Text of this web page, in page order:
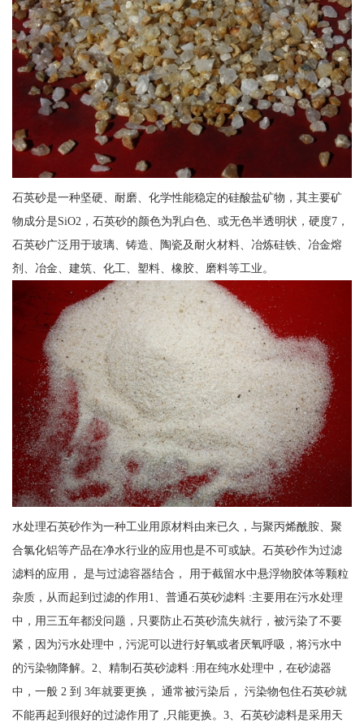
石英砂是一种坚硬、耐磨、化学性能稳定的硅酸盐矿物，其主要矿
物成分是SiO2，石英砂的颜色为乳白色、或无色半透明状，硬度7，
石英砂广泛用于玻璃、铸造、陶瓷及耐火材料、冶炼硅铁、冶金熔
剂、冶金、建筑、化工、塑料、橡胶、磨料等工业。
水处理石英砂作为一种工业用原材料由来已久，与聚丙烯酰胺、聚
合氯化铝等产品在净水行业的应用也是不可或缺。石英砂作为过滤
滤料的应用， 是与过滤容器结合， 用于截留水中悬浮物胶体等颗粒
杂质，从而起到过滤的作用1、普通石英砂滤料 :主要用在污水处理
中，用三五年都没问题，只要防止石英砂流失就行，被污染了不要
紧，因为污水处理中，污泥可以进行好氧或者厌氧呼吸，将污水中
的污染物降解。2、精制石英砂滤料 :用在纯水处理中，在砂滤器
中，一般 2 到 3年就要更换， 通常被污染后， 污染物包住石英砂就
不能再起到很好的过滤作用了 ,只能更换。3、石英砂滤料是采用天